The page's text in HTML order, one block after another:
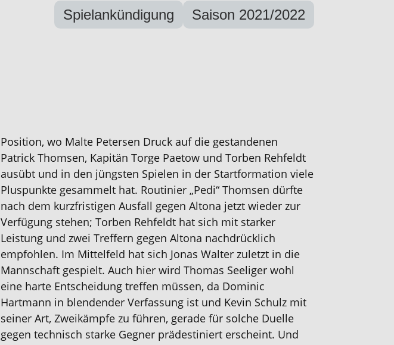
Spielankündigung Saison 2021/2022
Position, wo Malte Petersen Druck auf die gestandenen
Patrick Thomsen, Kapitän Torge Paetow und Torben Rehfeldt
ausübt und in den jüngsten Spielen in der Startformation viele
Pluspunkte gesammelt hat. Routinier „Pedi“ Thomsen dürfte
nach dem kurzfristigen Ausfall gegen Altona jetzt wieder zur
Verfügung stehen; Torben Rehfeldt hat sich mit starker
Leistung und zwei Treffern gegen Altona nachdrücklich
empfohlen. Im Mittelfeld hat sich Jonas Walter zuletzt in die
Mannschaft gespielt. Auch hier wird Thomas Seeliger wohl
eine harte Entscheidung treffen müssen, da Dominic
Hartmann in blendender Verfassung ist und Kevin Schulz mit
seiner Art, Zweikämpfe zu führen, gerade für solche Duelle
gegen technisch starke Gegner prädestiniert erscheint. Und